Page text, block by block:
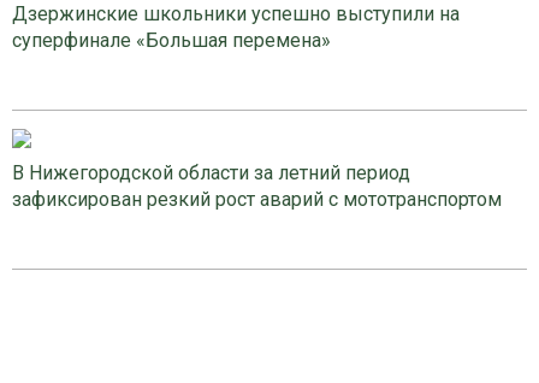
Дзержинские школьники успешно выступили на
суперфинале «Большая перемена»
В Нижегородской области за летний период
зафиксирован резкий рост аварий с мототранспортом